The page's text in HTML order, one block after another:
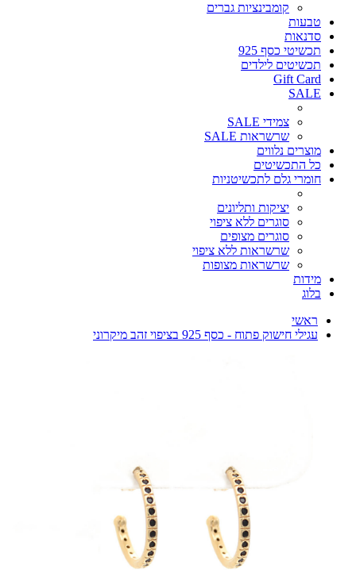
קומבינציות גברים
טבעות
סדנאות
תכשיטי כסף 925
תכשיטים לילדים
Gift Card
SALE
צמידי SALE
שרשראות SALE
מוצרים נלווים
כל התכשיטים
חומרי גלם לתכשיטניות
יציקות ותליונים
סוגרים ללא ציפוי
סוגרים מצופים
שרשראות ללא ציפוי
שרשראות מצופות
מידות
בלוג
ראשי
עגילי חישוק פתוח - כסף 925 בציפוי זהב מיקרוני